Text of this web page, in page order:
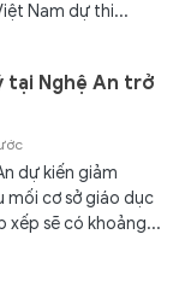
Nam dự thi...
tại Nghệ An trở
dự kiến giảm
mối cơ sở giáo dục
xếp sẽ có khoảng...